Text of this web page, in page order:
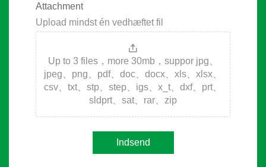
Attachment
Upload mindst én vedhæftet fil
Up to 3 files，more 30mb，suppor jpg、
jpeg、png、pdf、doc、docx、xls、xlsx、
csv、txt、stp、step、igs、x_t、dxf、prt、
sldprt、sat、rar、zip
Indsend